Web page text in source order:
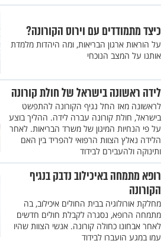
כיצד מתמודדים עם וירוס הקורונה?
על הוראות ארגון הבריאות, ומה היהדות מלמדת
אותנו על המצב הנוכחי
לידה ראשונה בישראל של חולת קורונה
לראשונה מאז החל נגיף הקורונה להתפשט
בישראל, חולת קורונה עברה לידה. ההליך בוצע
על פי הנחיות המיגון של משרד הבריאות. לאחר
הלידה נאלץ הצוות הרפואי להפריד בין האם
ותינוקה ולהעבירם לבידוד
רופא מתמחה באיכילוב נדבק בנגיף
הקורונה
מחלקת אורולוגיה בבית החולים איכילוב, בה
מתמחה הרופא, נסגרה לקבלת חולים חדשים
לאחר אבחונו כחולה קורונה. אנשי הצוות שהיו
עמו במגע הועברו לבידוד